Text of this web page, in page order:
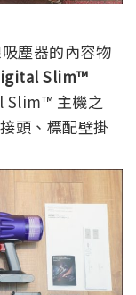
塵器的內容物
Slim™
Slim™ 主機之
頭、標配壁掛